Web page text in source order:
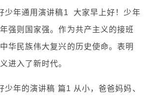
少年通用演讲稿1 大家早上好！少年
强则国家强。作为共产主义的接班
华民族伟大复兴的历史使命。表明
进入了新时代。
少年的演讲稿 篇1 从小，爸爸妈妈、